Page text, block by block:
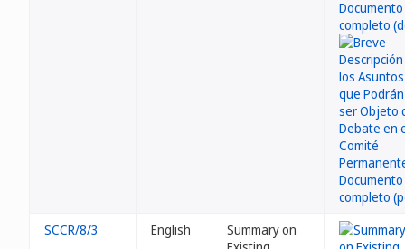
SCCR/8/3 English
Summary on